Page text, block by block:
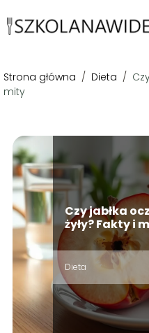
Strona główna / Dieta /
mity
Czy jabłka
żyły? Fakty i
Dieta